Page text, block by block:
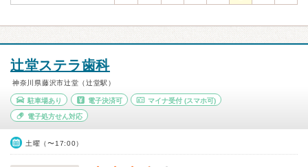
辻堂ステラ歯科
神奈川県藤沢市辻堂（辻堂駅）
駐車場あり 電子決済可 マイナ受付 (スマホ可)
電子処方せん対応
土曜（〜17:00）